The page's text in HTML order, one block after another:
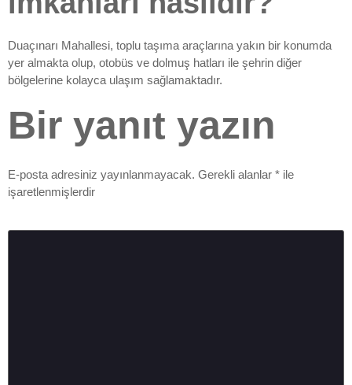
Duaçınarı Mahallesi, toplu taşıma araçlarına yakın bir konumda
yer almakta olup, otobüs ve dolmuş hatları ile şehrin diğer
bölgelerine kolayca ulaşım sağlamaktadır.
Bir yanıt yazın
E-posta adresiniz yayınlanmayacak. Gerekli alanlar * ile
işaretlenmişlerdir